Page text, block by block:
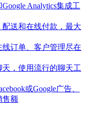
Analytics集成工
送和在线付款，最大
订单、客户管理尽在
，使用流行的聊天工
或Google广告、
售额